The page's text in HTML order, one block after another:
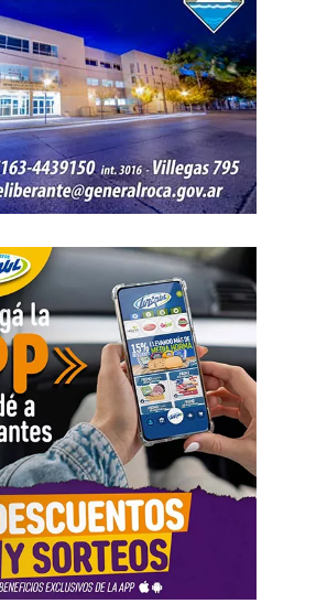
oficial, la comitiva provincial
con organismos internacionales y
Unidos para fortalecer vínculos que
y acceder a nuevas
para el crecimiento de
comenzó con un encuentro en la
en Estados Unidos, donde la
el equipo de consejeros que
de las reuniones previstas con
y entidades financieras. El